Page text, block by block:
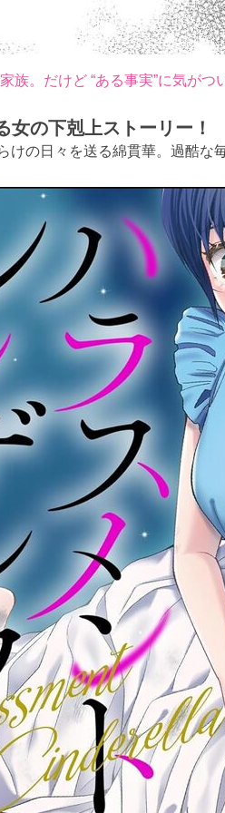
族。だけど “ある事実”に気が
の下剋上ストーリー！
の日々を送る綿貫華。過酷な